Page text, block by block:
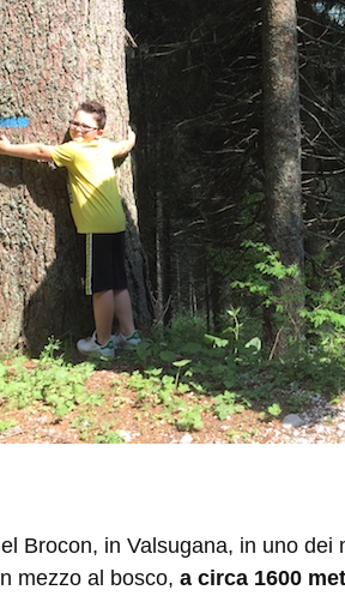
Brocon, in Valsugana, in uno
mezzo al bosco, a circa 1600